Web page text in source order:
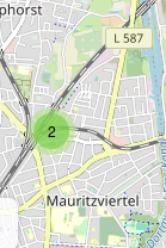
2